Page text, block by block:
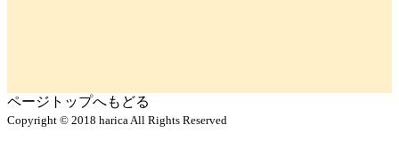
ページトップへもどる
Copyright © 2018 harica All Rights Reserved